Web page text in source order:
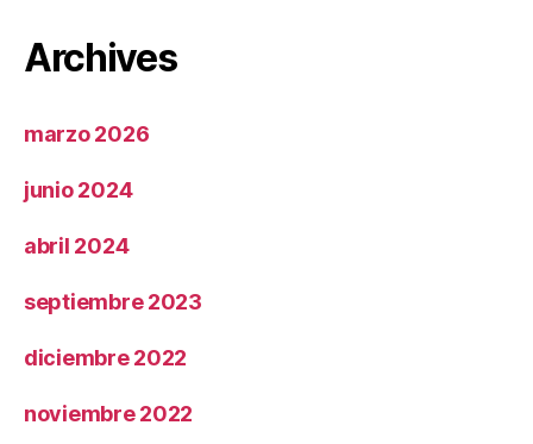
Archives
marzo 2026
junio 2024
abril 2024
septiembre 2023
diciembre 2022
noviembre 2022